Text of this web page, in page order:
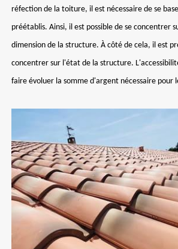
réfection de la toiture, il est nécessaire de se
préétablis. Ainsi, il est possible de se concentrer
dimension de la structure. À côté de cela, il est
concentrer sur l'état de la structure.
faire évoluer la somme d'argent nécessaire pour